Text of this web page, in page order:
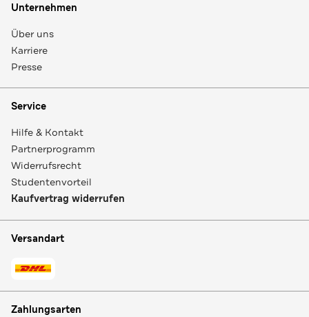
Unternehmen
Über uns
Karriere
Presse
Service
Hilfe & Kontakt
Partnerprogramm
Widerrufsrecht
Studentenvorteil
Kaufvertrag widerrufen
Versandart
Zahlungsarten